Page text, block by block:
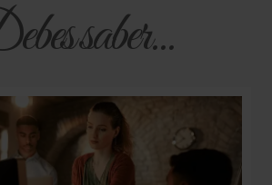
saber...